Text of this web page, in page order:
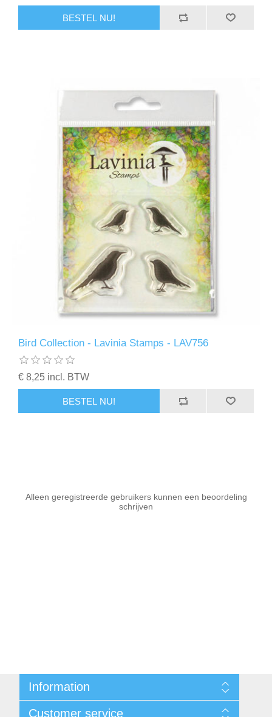
BESTEL NU!
Bird Collection - Lavinia Stamps - LAV756
€ 8,25 incl. BTW
BESTEL NU!
Alleen geregistreerde gebruikers kunnen een beoordeling
schrijven
Information
Customer service